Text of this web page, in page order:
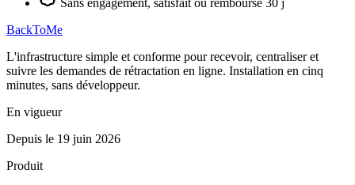
Sans engagement, satisfait ou remboursé 30 j
BackToMe
L'infrastructure simple et conforme pour recevoir, centraliser et
suivre les demandes de rétractation en ligne. Installation en cinq
minutes, sans développeur.
En vigueur
Depuis le 19 juin 2026
Produit